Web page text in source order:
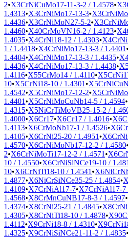
2•X3CrNiCuMo17-11-3-2 / 1.4578•
1.4313•X3CrNiMo17-13-3•
1.4436•X3CrNiMoN27-5-2•
1.4460•X40CrMoVN16-2 / 1.4123•
1.4035•X4CrNi18-12 / 1.4303•
1 / 1.4418•X4CrNiMo17-13-3 / 1.4401•
1.4404•X4CrNiMo17-13-3 / 1.4435•
1.4436•X4CrNiMo17-13-3 / 1.4438•
1.4116•X55CrMo14 / 1.4110•
10•X5CrNi18-10 / 1.4301•
1.4542•X5CrNiMo17-12-2•
1.4401•X5CrNiMoCuNb14-5 / 1.4594•
1.4315•X5NiCrTiMoVB25-15-2 /
1.4000•X6Cr17•X6Cr17 / 1.4016•
1.4113•X6CrMoNb17-1 / 1.4526•
1.4105•X6CrNi25-20 / 1.4951•
1.4570•X6CrNiMoNb17-12-2 / 1.4580•
2•X6CrNiMoTi17-12-2 / 1.4571•
10 / 1.4550•X6CrNiSiNCe19-10 /
10•X6CrNiTi18-10 / 1.4541•
1.4877•X6NiCrSiNCe35-25 / 1.4854•
1.4109•X7CrNiAl17-7•X7CrNiAl17-7
1.4568•X8CrMnCuNB17-8-3 / 1.4597•
1.4374•X8CrNi25-21 / 1.4845•
1.4305•X8CrNiTi18-10 / 1.4878•
1.4112•X9CrNi18-8 / 1.4310•
1.4325•X9CrNiSiNCe21-11-2 / 1.4835•